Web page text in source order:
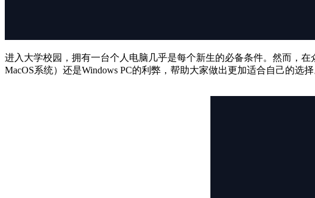
进入大学校园，拥有一台个人电脑几乎是每个新生的必备条件。然而，
MacOS系统）还是Windows PC的利弊，帮助大家做出更加适合自己的选择